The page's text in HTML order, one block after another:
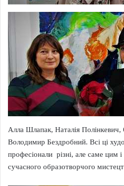
Алла Шлапак, Наталія
Володимир Бездробний. Всі ці
професіонали різні, але саме цим
сучасного образотворчого